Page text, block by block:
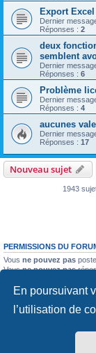
En poursuivant
l’utilisation de
Export
Dernier
Réponses : 2
deux
semblent
Dernier
Réponses : 6
Problème
Dernier
Réponses : 4
aucunes
Dernier
Réponses : 17
Nouveau sujet
1943
PERMISSIONS DU
Vous ne pouvez pas
Vousne pouvez pas
Vousne pouvez pas
ne pouvez pas